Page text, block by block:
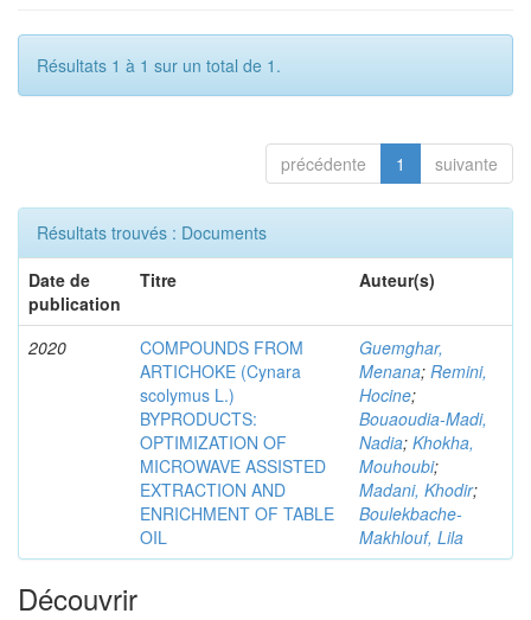
Résultats 1 à 1 sur un total de 1.
précédente 1 suivante
Résultats trouvés : Documents
Date de
publication
Titre Auteur(s)
2020
COMPOUNDS FROM
ARTICHOKE (Cynara
scolymus L.)
BYPRODUCTS:
OPTIMIZATION OF
MICROWAVE ASSISTED
EXTRACTION AND
ENRICHMENT OF TABLE
OIL
Guemghar,
Menana; Remini,
Hocine;
Bouaoudia-Madi,
Nadia; Khokha,
Mouhoubi;
Madani, Khodir;
Boulekbache-
Makhlouf, Lila
Découvrir